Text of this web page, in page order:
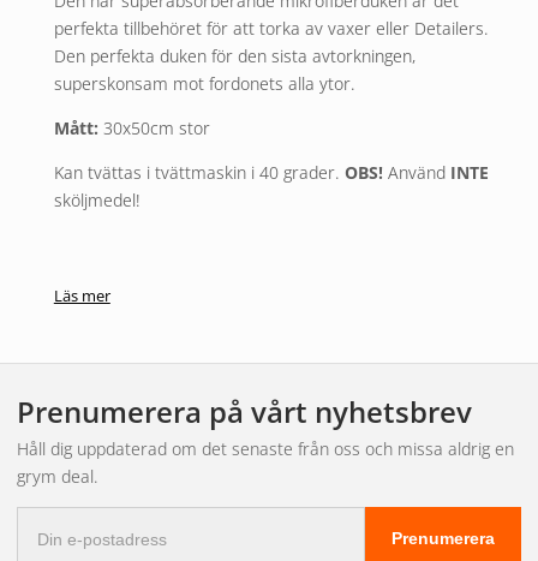
perfekta tillbehöret för att torka av vaxer eller Detailers.
Den perfekta duken för den sista avtorkningen,
superskonsam mot fordonets alla ytor.
Mått: 30x50cm stor
Kan tvättas i tvättmaskin i 40 grader. OBS!Använd INTE
sköljmedel!
Läs mer
Prenumerera på vårt nyhetsbrev
Håll dig uppdaterad om det senaste från oss och missa aldrig en
grym deal.
postadress
Prenumerera